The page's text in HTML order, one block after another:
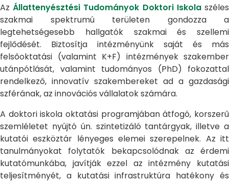
AzÁllattenyésztési Tudományok Doktori Iskolaszéles
szakmai spektrumú területen gondozza a
legtehetségesebb hallgatók szakmai és szellemi
fejlődését. Biztosítja intézményünk saját és más
felsőoktatási (valamint K+F) intézmények szakember
utánpótlását, valamint tudományos (PhD) fokozattal
rendelkező, innovatív szakembereket ad a gazdasági
szférának, az innovációs vállalatok számára.
A doktori iskola oktatási programjában átfogó, korszerű
szemléletet nyújtó ún. szintetizáló tantárgyak, illetve a
kutatói eszköztár lényeges elemei szerepelnek. Az itt
tanulmányokat folytatók bekapcsolódnak az érdemi
kutatómunkába, javítják ezzel az intézmény kutatási
teljesítményét, a kutatási infrastruktúra hatékony és